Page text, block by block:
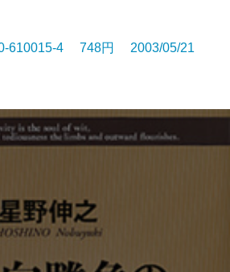
610015-4 748円 2003/05/21